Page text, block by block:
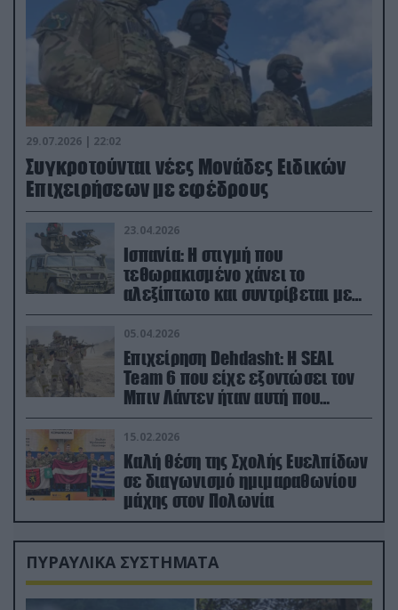
29.07.2026 | 22:02
Συγκροτούνται νέες Μονάδες Ειδικών
Επιχειρήσεων με εφέδρους
23.04.2026
Ισπανία: Η στιγμή που
τεθωρακισμένο χάνει το
αλεξίπτωτο και συντρίβεται με
ορμή στο έδαφος (βίντεο)
05.04.2026
Επιχείρηση Dehdasht: Η SEAL
Team 6 που είχε εξοντώσει τον
Μπιν Λάντεν ήταν αυτή που
διέσωσε τον πιλότο του F-15
15.02.2026
Καλή θέση της Σχολής Ευελπίδων
σε διαγωνισμό ημιμαραθωνίου
μάχης στον Πολωνία
ΠΥΡΑΥΛΙΚΑ ΣΥΣΤΗΜΑΤΑ